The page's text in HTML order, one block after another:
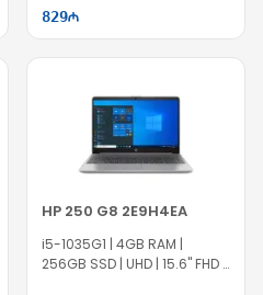
829
HP 250 G8 2E9H4EA
i5-1035G1 | 4GB RAM |
256GB SSD | UHD | 15.6" FHD |